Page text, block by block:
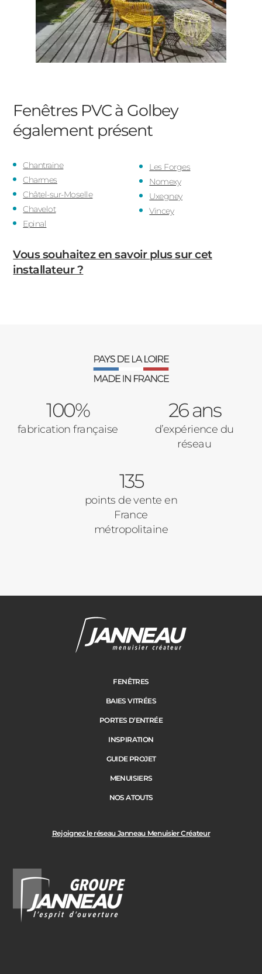
Fenêtres PVC à Golbey
également présent
Chantraine
Charmes
Châtel-sur-Moselle
Chavelot
Epinal
Les Forges
Nomexy
Uxegney
Vincey
Vous souhaitez en savoir plus sur cet
installateur ?
100%
fabrication française
26 ans
d’expérience du
réseau
135
points de vente en
France
métropolitaine
Rejoignez le réseau Janneau Menuisier Créateur
FENÊTRES
BAIES VITRÉES
PORTES D’ENTRÉE
INSPIRATION
GUIDE PROJET
MENUISIERS
NOS ATOUTS